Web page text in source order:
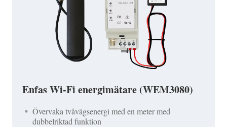
Enfas Wi-Fi energimätare (WEM3080)
Övervaka tvåvägsenergi med en meter med
dubbelriktad funktion